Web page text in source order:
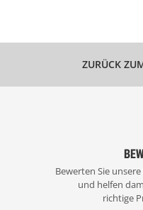
ZURÜCK
Bewerten Sie
und helfen
richtige